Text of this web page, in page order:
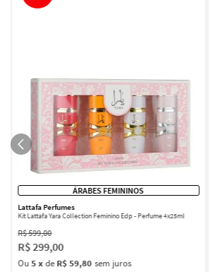
ÁRABES FEMININOS
Lattafa Perfumes
Kit Lattafa Yara Collection Feminino Edp - Perfume 4x25ml
R$599,00
R$299,00
Ou5 xdeR$ 59,80 sem juros